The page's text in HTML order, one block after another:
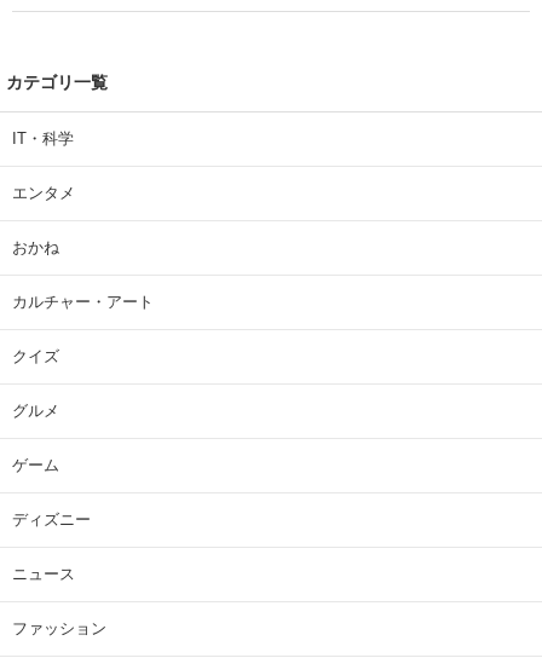
カテゴリ一覧
IT・科学
エンタメ
おかね
カルチャー・アート
クイズ
グルメ
ゲーム
ディズニー
ニュース
ファッション